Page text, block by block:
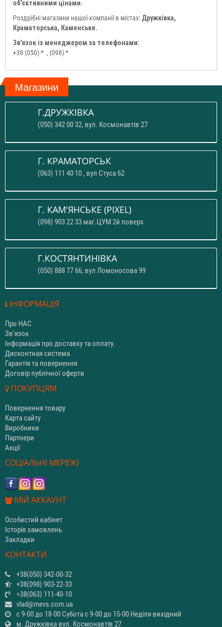
об'єктивними цінами.
Роздрібні магазини нашої компанії в містах: Дружківка,
Краматорська, Каменське.
Зв'язок із менеджером за телефонами:
+38 (050) * , (098) *
Магазини
Г.ДРУЖКІВКА
(050) 342 00 32, вул. Космонавтів 27
Г. КРАМАТОРСЬК
(063) 111 40 10 , вул Стуса 62
Г. КАМ'ЯНСЬКЕ (PIXEL)
(098) 903 22 33 маг.ЦУМ 2й поверх
Г.КОСТЯНТИНІВКА
(050) 888 77 66, вул Ломоносова 99
ІНФОРМАЦІЯ
Про НАС
Зв'язок
Інформація про доставку та оплату.
Дисконтная система
Гарантія та повернення
Договір публічної оферти
ПОКУПЦЯМ
Повернення товару
Карта сайту
Виробники
Партнери
Акції
СОЦІАЛЬНІ МЕРЕЖІ
МІЙ АККАУНТ
Особистий кабінет
Історія замовлень
Закладки
КОНТАКТИ
+38(050) 342-00-32
+38(098) 903-22-33
=38(063) 111-40-10
vlad@mevs.com.ua
с 9-00 до 18-00 Субота с 9-00 до 15-00 Неділя вихідний
м. Дружківка вул. Космонавтів 27